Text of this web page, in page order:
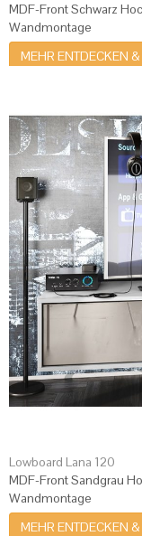
MDF-Front Schwarz
Wandmontage
MEHR ENTDECKEN
Lowboard Lana 120
MDF-Front Sandgrau
Wandmontage
MEHR ENTDECKEN